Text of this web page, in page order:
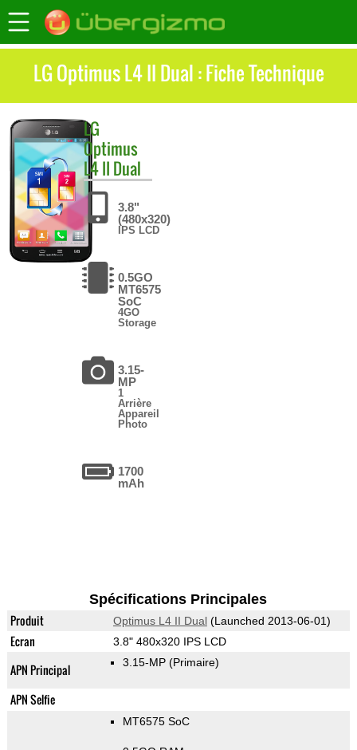
LG Optimus L4 II Dual : Fiche Technique
LG
Optimus
L4 II Dual
3.8"
(480x320)
IPS LCD
0.5GO
MT6575
SoC
4GO
Storage
3.15-
MP
1
Arrière
Appareil
Photo
1700
mAh
Spécifications Principales
Produit Optimus L4 II Dual(Launched 2013-06-01)
Ecran 3.8" 480x320 IPS LCD
APN Principal 3.15-MP (Primaire)
APN Selfie
MT6575 SoC